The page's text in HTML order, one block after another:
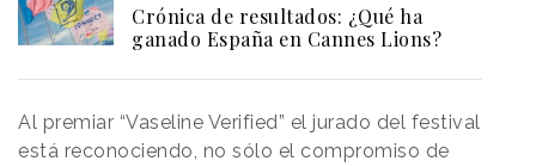
Crónica de resultados: ¿Qué ha
ganado España en Cannes Lions?
Al premiar “Vaseline Verified” el jurado del festival
está reconociendo, no sólo el compromiso de